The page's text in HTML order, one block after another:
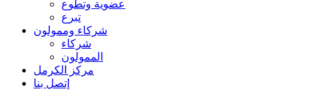
عضوية وتطوع
تبرع
شركاء وممولون
شركاء
الممولون
مركز الكرمل
إتصل بنا